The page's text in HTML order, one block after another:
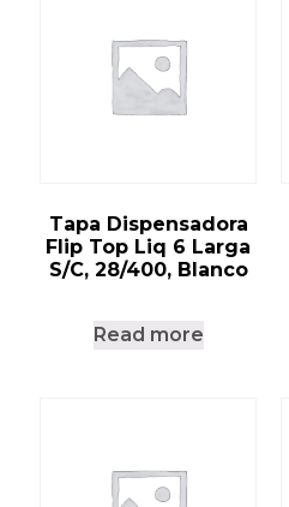
Tapa Dispensadora
Flip Top Liq 6 Larga
S/C, 28/400, Blanco
Read more